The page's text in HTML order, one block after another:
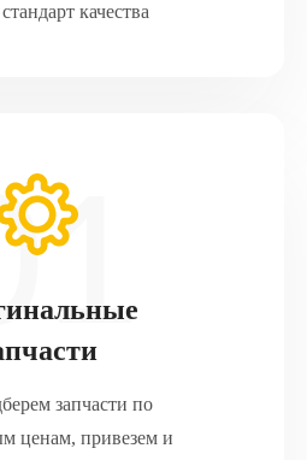
качества
запчасти по
ценам, привезем и